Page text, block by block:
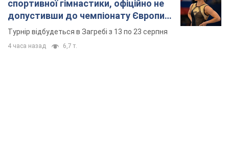
спортивної гімнастики, офіційно не
допустивши до чемпіонату Європи
основних спортсменів
Турнір відбудеться в Загребі з 13 по 23 серпня
4 часа назад 6,7 т.